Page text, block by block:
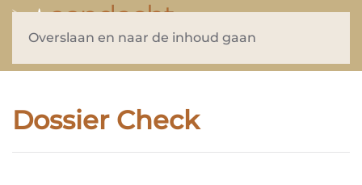
Overslaan en naar de inhoud gaan
Dossier Check